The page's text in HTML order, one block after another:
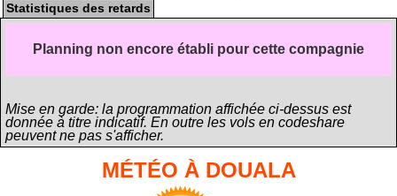
Statistiques des retards
Planning non encore établi pour cette compagnie
Mise en garde: la programmation affichée ci-dessus est
donnée à titre indicatif. En outre les vols en codeshare
peuvent ne pas s'afficher.
MÉTÉO À DOUALA